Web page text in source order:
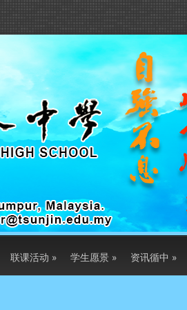
联课活动 » 学生愿景 » 资讯循中 »